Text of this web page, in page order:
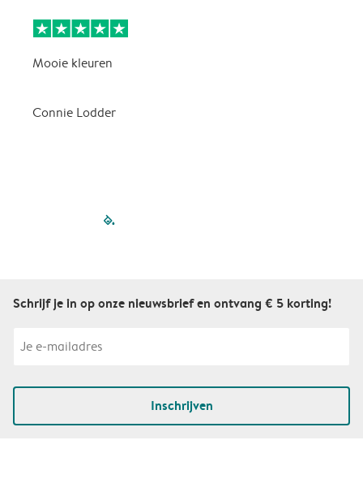
Mooie kleuren
Connie Lodder
filled-pagination
Schrijf je in op onze nieuwsbrief en ontvang € 5 korting!
Inschrijven